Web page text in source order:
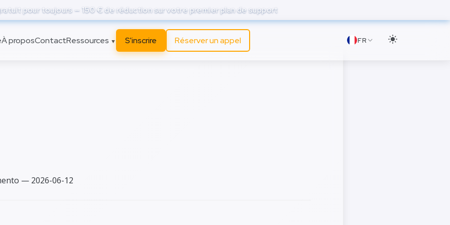
pour toujours — 150 € de réduction sur votre premier plan de support
À proposContactRessources ▼ S'inscrire Réserver un appel FR
— 2026-06-12